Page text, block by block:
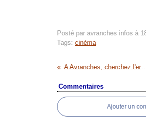
Posté par avranches infos à
Tags: cinéma
A Avranches,
Commentaires
Ajouter un